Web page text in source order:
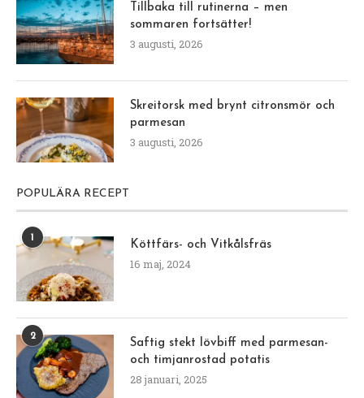
Tillbaka till rutinerna – men
sommaren fortsätter!
3 augusti, 2026
Skreitorsk med brynt citronsmör och
parmesan
3 augusti, 2026
POPULÄRA RECEPT
1
Köttfärs- och Vitkålsfräs
16 maj, 2024
2
Saftig stekt lövbiff med parmesan-
och timjanrostad potatis
28 januari, 2025